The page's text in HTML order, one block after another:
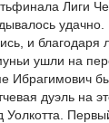
Лиги
и благодаря
ушли на
Ибрагимович
дуэль на